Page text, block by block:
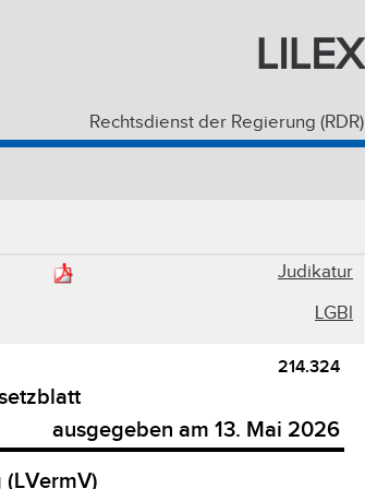
LILEX
Rechtsdienst der Regierung (RDR)
Judikatur
LGBl